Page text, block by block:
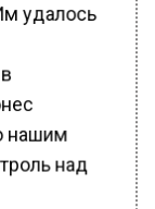
удалось
нашим
над